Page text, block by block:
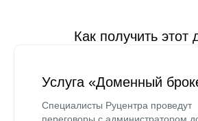
Как получить этот
Услуга «Доменный
Специалисты Руцентра проведут